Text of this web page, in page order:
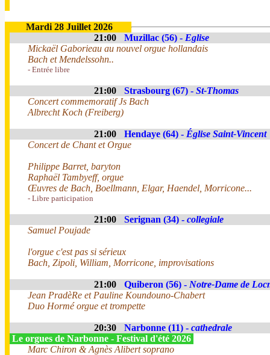
Mardi 28 Juillet 2026
21:00
Muzillac (56) - Eglise
Mickaël Gaborieau au nouvel orgue hollandais
Bach et Mendelssohn..
- Entrée libre
21:00 Strasbourg (67) - St-Thomas
Concert commemoratif Js Bach
Albrecht Koch (Freiberg)
21:00 Hendaye (64) - Église Saint-Vincent
Concert de Chant et Orgue
Philippe Barret, baryton
Raphaël Tambyeff, orgue
Œuvres de Bach, Boellmann, Elgar, Haendel, Morricone...
- Libre participation
21:00 Serignan (34) - collegiale
Samuel Poujade
l'orgue c'est pas si sérieux
Bach, Zipoli, William, Morricone, improvisations
21:00 Quiberon (56) - Notre-Dame de
Jean PradèRe et Pauline Koundouno-Chabert
Duo Hormé orgue et trompette
20:30 Narbonne (11) - cathedrale
Le orgues de Narbonne - Festival d'été 2026
Marc Chiron & Agnès Alibert soprano